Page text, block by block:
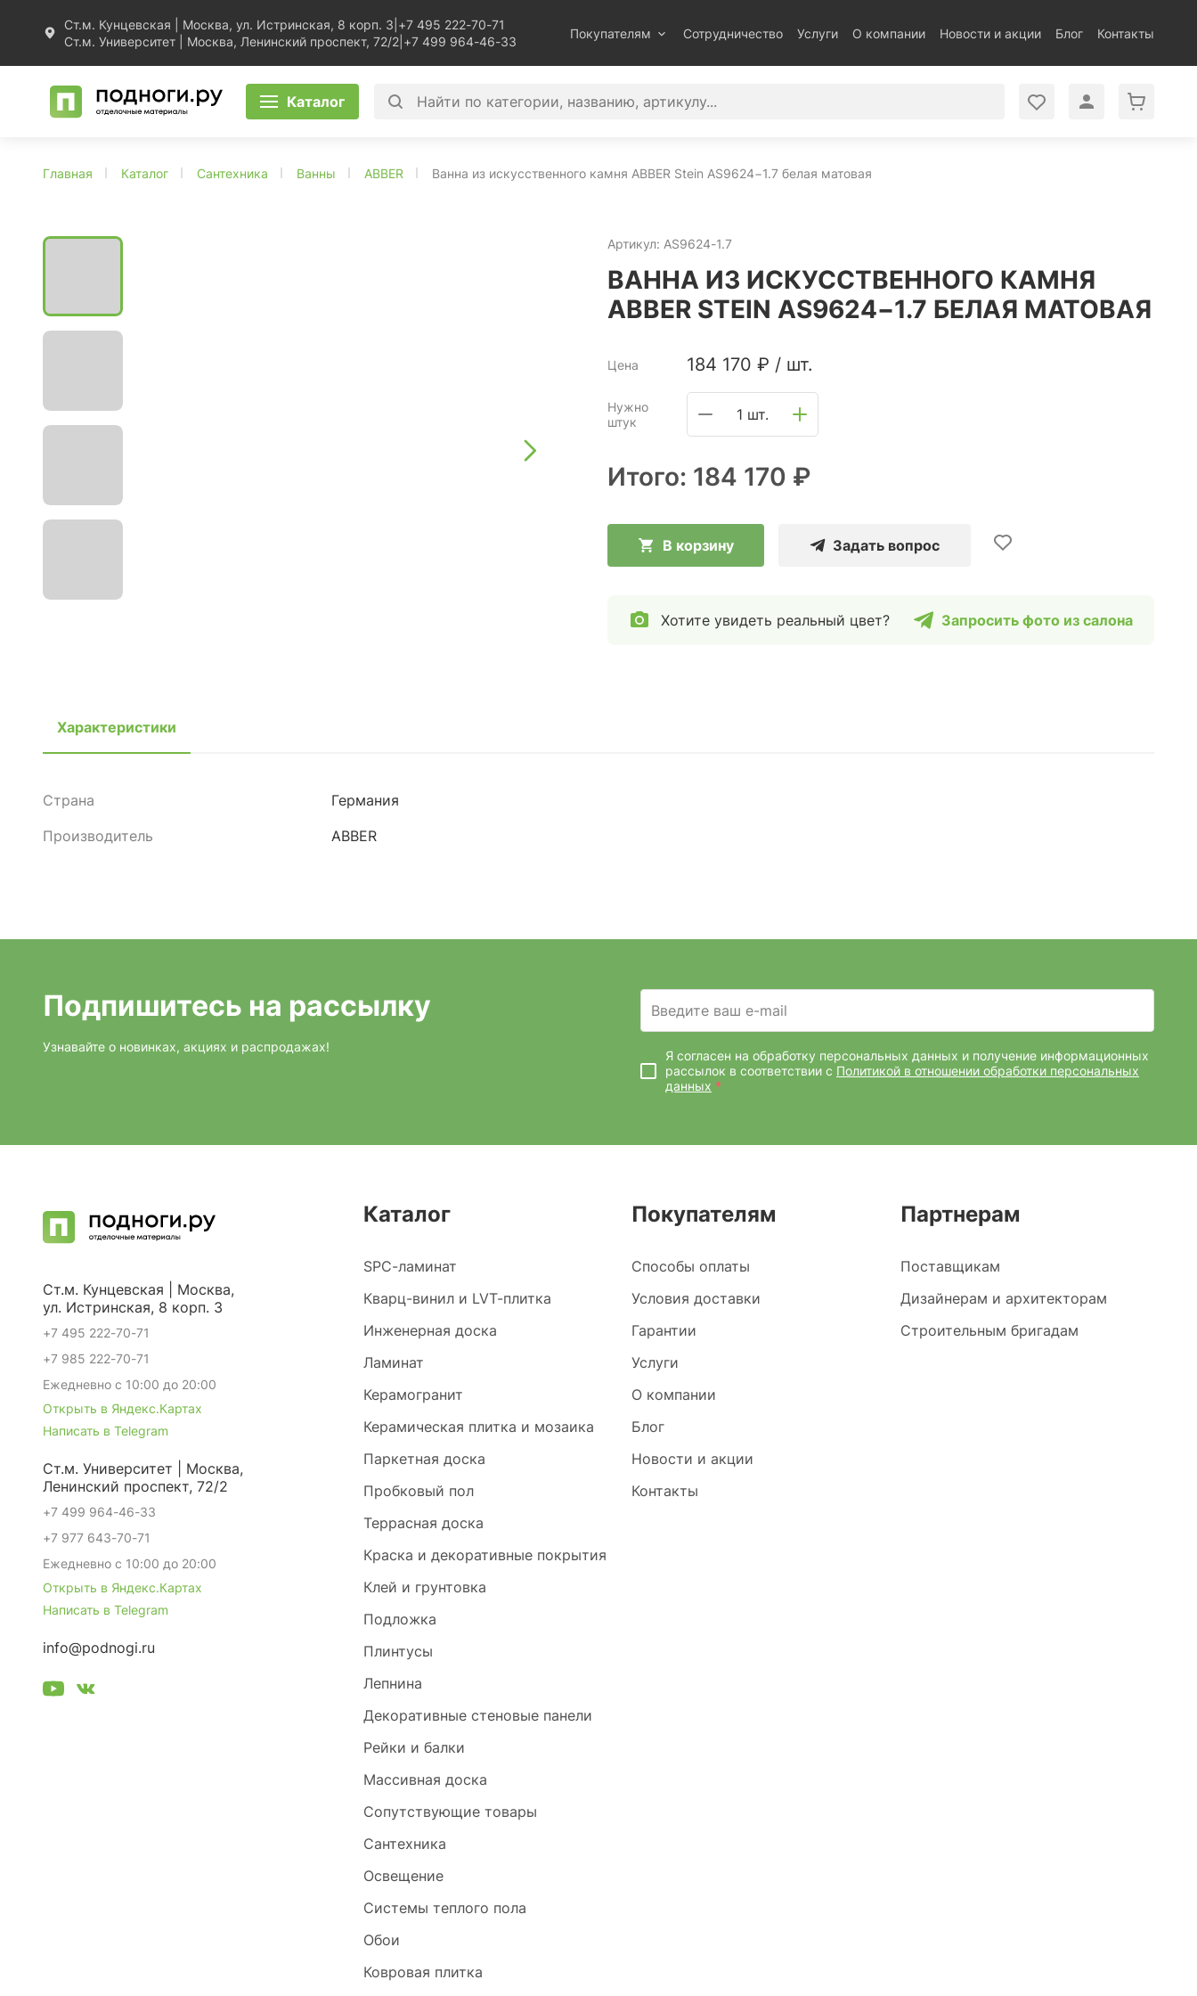
Ст.м. Кунцевская | Москва, ул. Истринская, 8 корп. 3 +7 495 222-70-71
Ст.м. Университет | Москва, Ленинский проспект, 72/2 +7 499 964-46-33
Покупателям Сотрудничество Услуги О компании Новости и акции Блог Контакты
Каталог
Главная Каталог Сантехника Ванны ABBER Ванна из искусственного камня ABBER Stein AS9624−1.7 белая матовая
Артикул: AS9624-1.7
ВАННА ИЗ ИСКУССТВЕННОГО КАМНЯ
ABBER STEIN AS9624−1.7 БЕЛАЯ МАТОВАЯ
Цена 184 170 ₽ / шт.
Нужно
штук
1 шт.
Итого: 184 170 ₽
В корзину Задать вопрос
Хотите увидеть реальный цвет? Запросить фото из салона
Характеристики
Страна
Германия
Производитель
ABBER
Подпишитесь на рассылку
Узнавайте о новинках, акциях и распродажах!
Введите ваш e-mail
Я согласен на обработку персональных данных и получение информационных
рассылок в соответствии с Политикой в отношении обработки персональных
данных *
Каталог
SPC-ламинат
Кварц-винил и LVT-плитка
Инженерная доска
Ламинат
Керамогранит
Керамическая плитка и мозаика
Паркетная доска
Пробковый пол
Террасная доска
Краска и декоративные покрытия
Клей и грунтовка
Подложка
Плинтусы
Лепнина
Декоративные стеновые панели
Рейки и балки
Массивная доска
Сопутствующие товары
Сантехника
Освещение
Системы теплого пола
Обои
Ковровая плитка
Покупателям
Способы оплаты
Условия доставки
Гарантии
Услуги
О компании
Блог
Новости и акции
Контакты
Партнерам
Поставщикам
Дизайнерам и архитекторам
Строительным бригадам
Ст.м. Кунцевская | Москва,
ул. Истринская, 8 корп. 3
+7 495 222-70-71
+7 985 222-70-71
Ежедневно с 10:00 до 20:00
Открыть в Яндекс.Картах
Написать в Telegram
Ст.м. Университет | Москва,
Ленинский проспект, 72/2
+7 499 964-46-33
+7 977 643-70-71
Ежедневно с 10:00 до 20:00
Открыть в Яндекс.Картах
Написать в Telegram
info@podnogi.ru